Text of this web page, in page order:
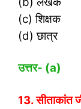
(c) शिक्षक
(d) छात्र
उत्तर- (a)
13. सीताकांत